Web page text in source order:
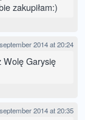
zakupiłam:)
2014 at 20:24
Wolę Garysię
2014 at 20:35